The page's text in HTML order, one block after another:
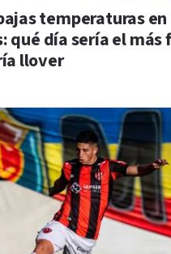
temperaturas
qué día sería el más
llover